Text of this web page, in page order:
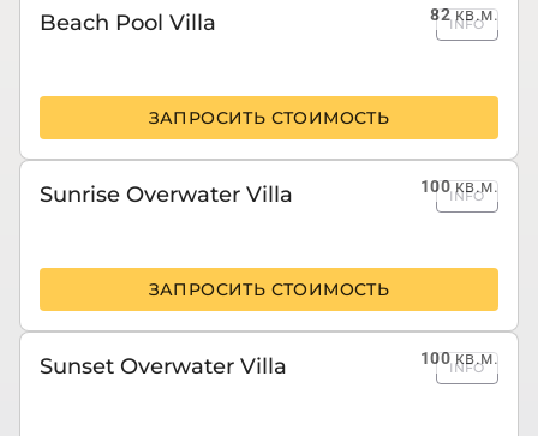
82кв.м.
Beach Pool Villa INFO
ЗАПРОСИТЬ СТОИМОСТЬ
100кв.м.
Sunrise Overwater Villa INFO
ЗАПРОСИТЬ СТОИМОСТЬ
100кв.м.
Sunset Overwater Villa INFO